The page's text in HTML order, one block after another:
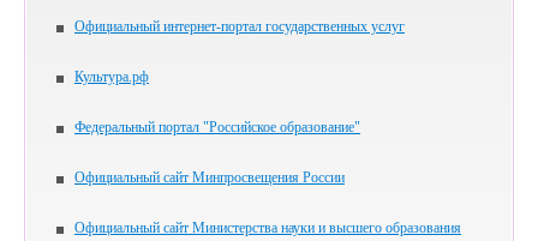
Официальный интернет-портал государственных услуг
Культура.рф
Федеральный портал "Российское образование"
Официальный сайт Минпросвещения России
Официальный сайт Министерства науки и высшего образования